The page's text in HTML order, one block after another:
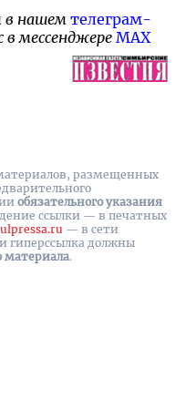
в нашем телеграм-
мессенджере MAX
размещенных
обязательного указания
ссылки — в печатных
ulpressa.ru — в сети
гиперссылка должны
материала.